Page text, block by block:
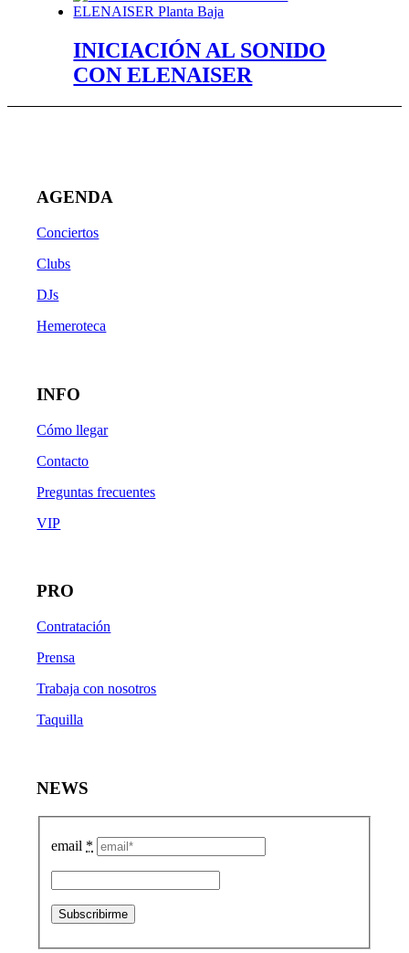
INICIACIÓN AL SONIDO
CON ELENAISER
AGENDA
Conciertos
Clubs
DJs
Hemeroteca
INFO
Cómo llegar
Contacto
Preguntas frecuentes
VIP
PRO
Contratación
Prensa
Trabaja con nosotros
Taquilla
NEWS
email *